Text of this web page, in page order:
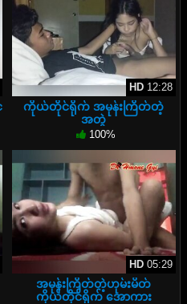
HD12:28
ကိုယ်တိုင်ရိုက် အမုန်းကြိတ်တဲ့
အတွဲ
100%
HD05:29
အမုန်းကြိတ်တဲ့ဟုမ်းမိတ်
ကိုယ်တိုင်ရိုက် အောကား